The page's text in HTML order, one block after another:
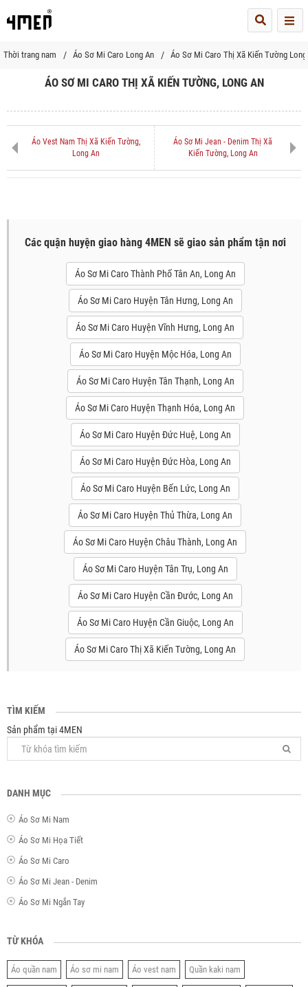
Thời trang nam Áo Sơ Mi Caro Long An Áo Sơ Mi Caro Thị Xã Kiến Tường Long
ÁO SƠ MI CARO THỊ XÃ KIẾN TƯỜNG, LONG AN
Áo Vest Nam Thị Xã Kiến Tường,
Long An
Áo Sơ Mi Jean - Denim Thị Xã
Kiến Tường, Long An
Các quận huyện giao hàng 4MEN sẽ giao sản phẩm tận nơi
Áo Sơ Mi Caro Thành Phố Tân An, Long An
Áo Sơ Mi Caro Huyện Tân Hưng, Long An
Áo Sơ Mi Caro Huyện Vĩnh Hưng, Long An
Áo Sơ Mi Caro Huyện Mộc Hóa, Long An
Áo Sơ Mi Caro Huyện Tân Thạnh, Long An
Áo Sơ Mi Caro Huyện Thạnh Hóa, Long An
Áo Sơ Mi Caro Huyện Đức Huệ, Long An
Áo Sơ Mi Caro Huyện Đức Hòa, Long An
Áo Sơ Mi Caro Huyện Bến Lức, Long An
Áo Sơ Mi Caro Huyện Thủ Thừa, Long An
Áo Sơ Mi Caro Huyện Châu Thành, Long An
Áo Sơ Mi Caro Huyện Tân Trụ, Long An
Áo Sơ Mi Caro Huyện Cần Đước, Long An
Áo Sơ Mi Caro Huyện Cần Giuộc, Long An
Áo Sơ Mi Caro Thị Xã Kiến Tường, Long An
TÌM KIẾM
Sản phẩm tại 4MEN
DANH MỤC
Áo Sơ Mi Nam
Áo Sơ Mi Họa Tiết
Áo Sơ Mi Caro
Áo Sơ Mi Jean - Denim
Áo Sơ Mi Ngắn Tay
TỪ KHÓA
Áo quần nam Áo sơ mi nam Áo vest nam Quần kaki nam